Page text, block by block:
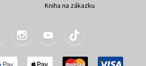
Kniha na zákazku